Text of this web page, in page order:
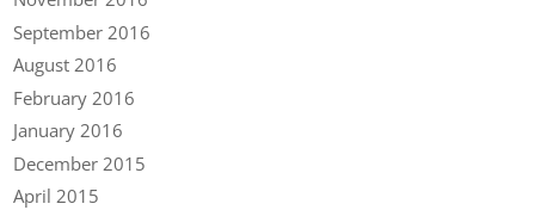
September 2016
August 2016
February 2016
January 2016
December 2015
April 2015